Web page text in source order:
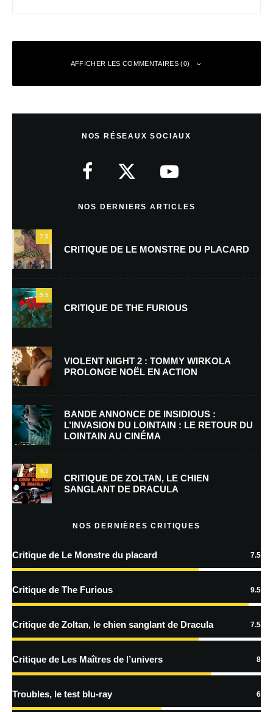
AFFICHER LES COMMENTAIRES (0)
Nom*
E-mail *
Enregistrer mon nom, mon e-mail et mon site dans le navigateur pour
mon prochain commentaire.
plus sur la façon dont les données de vos commentaires sont
NOS RÉSEAUX SOCIAUX
NOS DERNIERS ARTICLES
7.5
CRITIQUE DE LE MONSTRE DU PLACARD
9.5
CRITIQUE DE THE FURIOUS
VIOLENT NIGHT 2 : TOMMY WIRKOLA
PROLONGE NOËL EN ACTION
BANDE ANNONCE DE INSIDIOUS :
L’INVASION DU LOINTAIN : LE RETOUR DU
LOINTAIN AU CINÉMA
7.5
CRITIQUE DE ZOLTAN, LE CHIEN
SANGLANT DE DRACULA
NOS DERNIÈRES CRITIQUES
Critique de Le Monstre du placard 7.5
Critique de The Furious 9.5
Critique de Zoltan, le chien sanglant de Dracula 7.5
Critique de Les Maîtres de l’univers 8
Troubles, le test blu-ray 6